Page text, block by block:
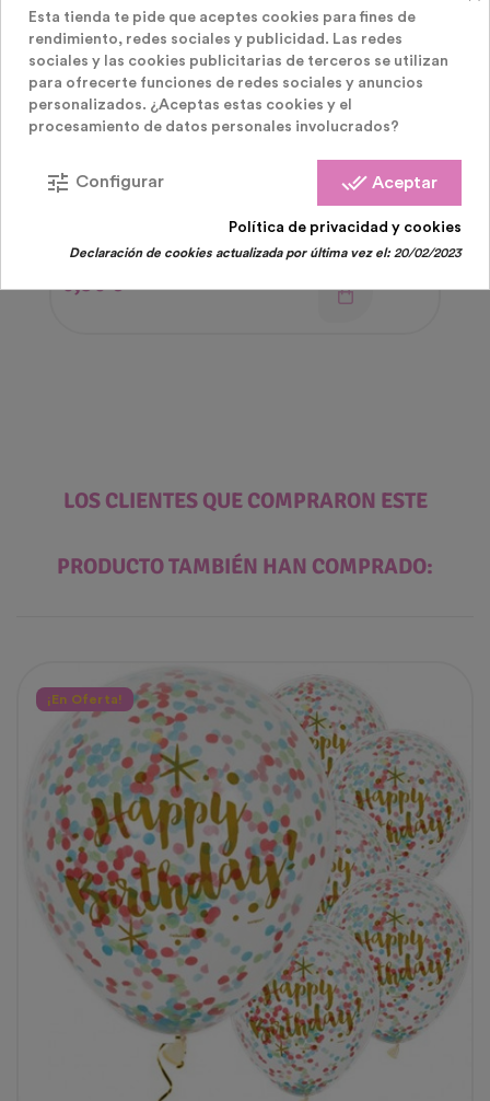
Globos Latex
Globos Transparentes Con Estrellas Plateada
Precio
0,50 €
LOS CLIENTES QUE COMPRARON ESTE
PRODUCTO TAMBIÉN HAN COMPRADO:
¡En Oferta!
Esta tienda te pide que aceptes cookies para fines de
rendimiento, redes sociales y publicidad. Las redes
sociales y las cookies publicitarias de terceros se utilizan
para ofrecerte funciones de redes sociales y anuncios
personalizados. ¿Aceptas estas cookies y el
procesamiento de datos personales involucrados?
done_all Aceptar
tune Configurar
Política de privacidad y cookies
Declaración de cookies actualizada por última vez el:20/02/2023